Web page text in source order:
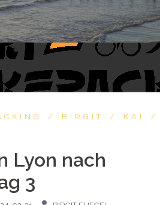
BIRGIT
KAI
Lyon nach
3